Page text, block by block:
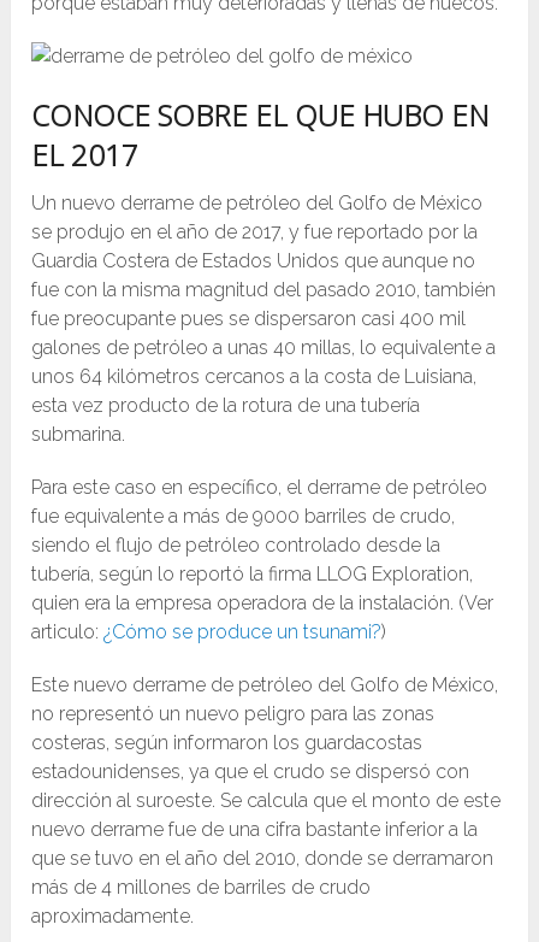
CONOCE SOBRE EL QUE HUBO EN
EL 2017
Un nuevo derrame de petróleo del Golfo de México
se produjo en el año de 2017, y fue reportado por la
Guardia Costera de Estados Unidos que aunque no
fue con la misma magnitud del pasado 2010, también
fue preocupante pues se dispersaron casi 400 mil
galones de petróleo a unas 40 millas, lo equivalente a
unos 64 kilómetros cercanos a la costa de Luisiana,
esta vez producto de la rotura de una tubería
submarina.
Para este caso en específico, el derrame de petróleo
fue equivalente a más de 9000 barriles de crudo,
siendo el flujo de petróleo controlado desde la
tubería, según lo reportó la firma LLOG Exploration,
quien era la empresa operadora de la instalación. (Ver
articulo:¿Cómo se produce un tsunami?)
Este nuevo derrame de petróleo del Golfo de México,
no representó un nuevo peligro para las zonas
costeras, según informaron los guardacostas
estadounidenses, ya que el crudo se dispersó con
dirección al suroeste. Se calcula que el monto de este
nuevo derrame fue de una cifra bastante inferior a la
que se tuvo en el año del 2010, donde se derramaron
más de 4 millones de barriles de crudo
aproximadamente.